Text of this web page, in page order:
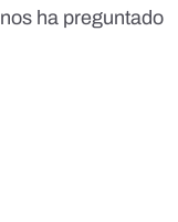
ha preguntado